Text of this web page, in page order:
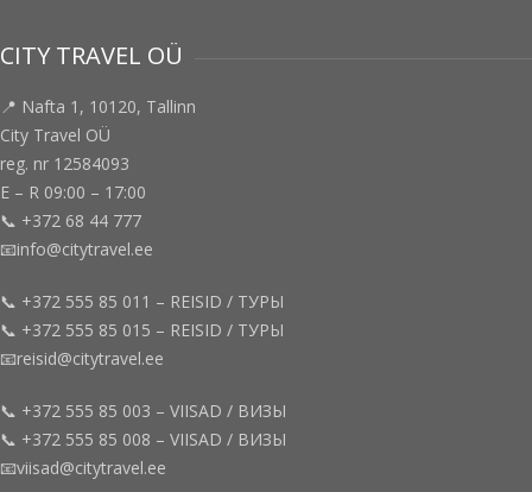
CITY TRAVEL OÜ
📍 Nafta 1, 10120, Tallinn
City Travel OÜ
reg. nr 12584093
E – R 09:00 – 17:00
📞 +372 68 44 777
📧info@citytravel.ee
📞 +372 555 85 011 – REISID / ТУРЫ
📞 +372 555 85 015 – REISID / ТУРЫ
📧reisid@citytravel.ee
📞 +372 555 85 003 – VIISAD / ВИЗЫ
📞 +372 555 85 008 – VIISAD / ВИЗЫ
📧viisad@citytravel.ee